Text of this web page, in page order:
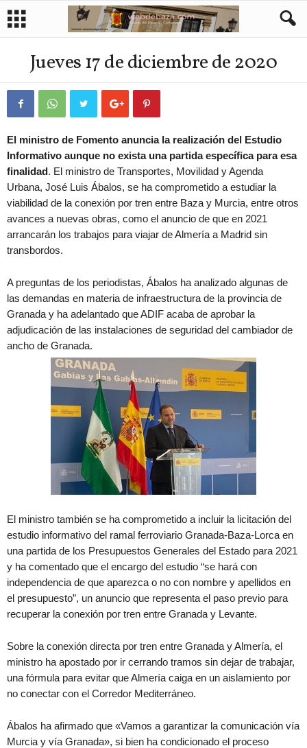
Jueves 17 de diciembre de 2020
El ministro de Fomento anuncia la realización del Estudio
Informativo aunque no exista una partida específica para esa
finalidad. El ministro de Transportes, Movilidad y Agenda
Urbana, José Luis Ábalos, se ha comprometido a estudiar la
viabilidad de la conexión por tren entre Baza y Murcia, entre otros
avances a nuevas obras, como el anuncio de que en 2021
arrancarán los trabajos para viajar de Almería a Madrid sin
transbordos.
A preguntas de los periodistas, Ábalos ha analizado algunas de
las demandas en materia de infraestructura de la provincia de
Granada y ha adelantado que ADIF acaba de aprobar la
adjudicación de las instalaciones de seguridad del cambiador de
ancho de Granada.
El ministro también se ha comprometido a incluir la licitación del
estudio informativo del ramal ferroviario Granada-Baza-Lorca en
una partida de los Presupuestos Generales del Estado para 2021
y ha comentado que el encargo del estudio “se hará con
independencia de que aparezca o no con nombre y apellidos en
el presupuesto”, un anuncio que representa el paso previo para
recuperar la conexión por tren entre Granada y Levante.
Sobre la conexión directa por tren entre Granada y Almería, el
ministro ha apostado por ir cerrando tramos sin dejar de trabajar,
una fórmula para evitar que Almería caiga en un aislamiento por
no conectar con el Corredor Mediterráneo.
Ábalos ha afirmado que «Vamos a garantizar la comunicación vía
Murcia y vía Granada», si bien ha condicionado el proceso